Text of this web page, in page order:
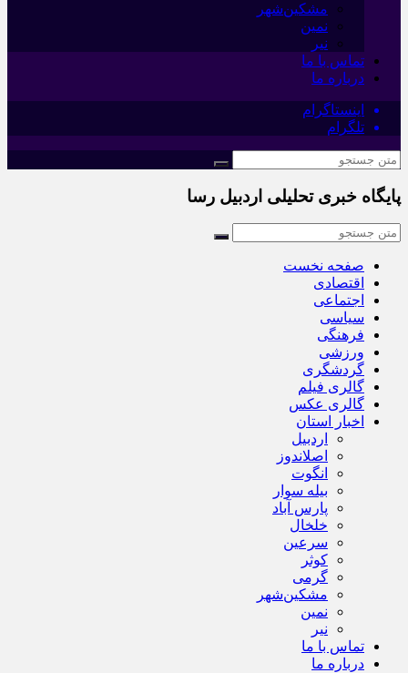
مشکین‌شهر
نمین
نیر
تماس با ما
درباره ما
اینستاگرام
تلگرام
پایگاه خبری تحلیلی اردبیل رسا
صفحه نخست
اقتصادی
اجتماعی
سیاسی
فرهنگی
ورزشی
گردشگری
گالری فیلم
گالری عکس
اخبار استان
اردبیل
اصلاندوز
انگوت
بیله سوار
پارس آباد
خلخال
سرعین
کوثر
گرمی
مشکین‌شهر
نمین
نیر
تماس با ما
درباره ما